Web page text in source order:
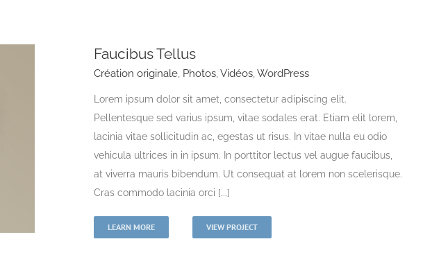
Faucibus Tellus
Création originale, Photos,Vidéos,WordPress
Lorem ipsum dolor sit amet, consectetur adipiscing elit.
Pellentesque sed varius ipsum, vitae sodales erat. Etiam elit lorem,
lacinia vitae sollicitudin ac, egestas ut risus. In vitae nulla eu odio
vehicula ultrices in in ipsum. In porttitor lectus vel augue faucibus,
at viverra mauris bibendum. Ut consequat at lorem non scelerisque.
Cras commodo lacinia orci [...]
LEARN MORE VIEW PROJECT